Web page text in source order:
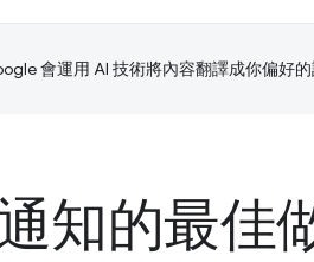
會運用 AI 技術將內容翻譯成你偏好的
知的最佳